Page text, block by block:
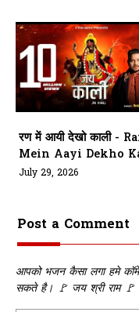
रण में आयी देखो काली -
Mein Aayi Dekho
July 29, 2026
Post a Comment
आपको भजन कैसा लगा हमे
सकते है। 🚩 जय श्री राम 🚩